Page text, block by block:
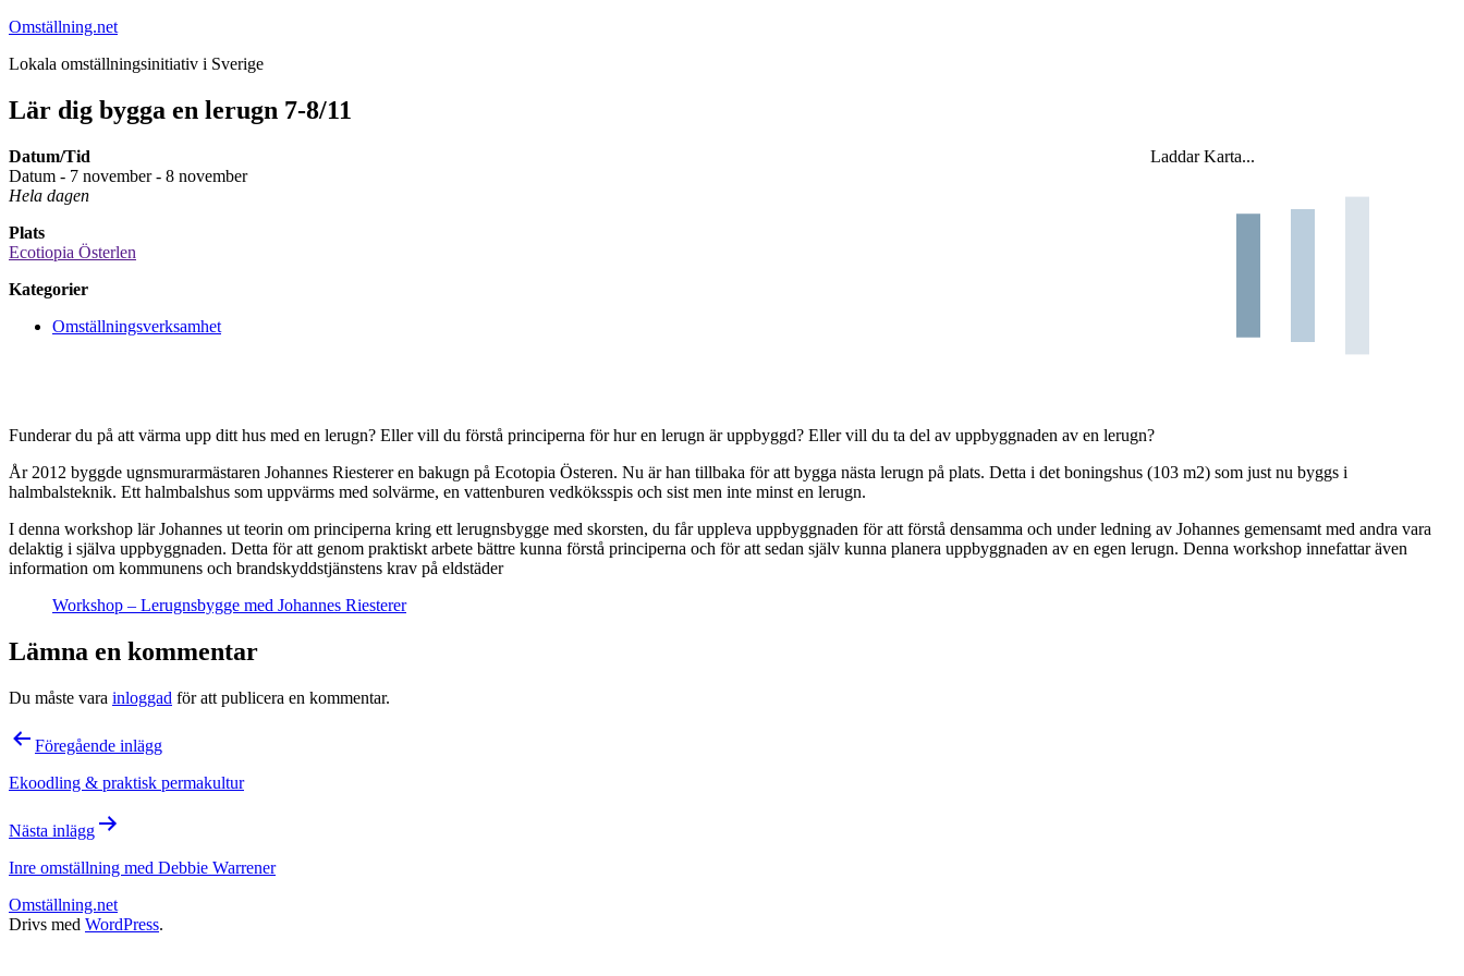
Hoppa
innehåll
Omställning.net
Lokala omställningsinitiativ i Sverige
Lär dig bygga en lerugn 7-8/11
Laddar Karta...
Datum/Tid
Datum - 7 november - 8 november
Hela dagen
Plats
Ecotiopia Österlen
Kategorier
Omställningsverksamhet
Funderar du på att värma upp ditt hus med en lerugn? Eller vill du förstå principerna för hur en lerugn är uppbyggd? Eller vill du ta del av uppbyggnaden av en lerugn?
År 2012 byggde ugnsmurarmästaren Johannes Riesterer en bakugn på Ecotopia Österen. Nu är han tillbaka för att bygga nästa lerugn på plats. Detta i det boningshus (103 m2) som just nu byggs i
halmbalsteknik. Ett halmbalshus som uppvärms med solvärme, en vattenburen vedköksspis och sist men inte minst en lerugn.
I denna workshop lär Johannes ut teorin om principerna kring ett lerugnsbygge med skorsten, du får uppleva uppbyggnaden för att förstå densamma och under ledning av Johannes gemensamt med andra vara
delaktig i själva uppbyggnaden. Detta för att genom praktiskt arbete bättre kunna förstå principerna och för att sedan själv kunna planera uppbyggnaden av en egen lerugn. Denna workshop innefattar även
information om kommunens och brandskyddstjänstens krav på eldstäder
Workshop – Lerugnsbygge med Johannes Riesterer
Lämna en kommentar
Du måste vara inloggad för att publicera en kommentar.
Inläggsnavigering
Föregående inlägg
Ekoodling & praktisk permakultur
Nästa inlägg
Inre omställning med Debbie Warrener
Omställning.net
Drivs med WordPress.